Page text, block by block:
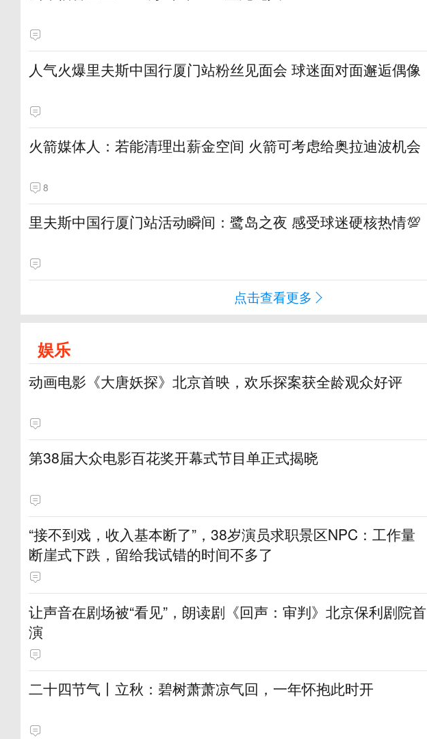
人气火爆里夫斯中国行厦门站粉丝见面会 球迷面对面邂逅偶像
火箭媒体人：若能清理出薪金空间 火箭可考虑给奥拉迪波机会
8
里夫斯中国行厦门站活动瞬间：鹭岛之夜 感受球迷硬核热情💯
点击查看更多
娱乐
动画电影《大唐妖探》北京首映，欢乐探案获全龄观众好评
第38届大众电影百花奖开幕式节目单正式揭晓
“接不到戏，收入基本断了”，38岁演员求职景区NPC：工作量
断崖式下跌，留给我试错的时间不多了
让声音在剧场被“看见”，朗读剧《回声：审判》北京保利剧院首
演
二十四节气丨立秋：碧树萧萧凉气回，一年怀抱此时开